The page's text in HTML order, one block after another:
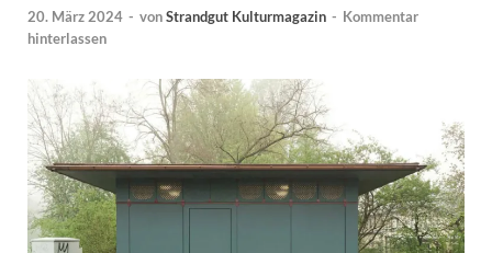
20. März 2024 - vonStrandgut Kulturmagazin - Kommentar
hinterlassen